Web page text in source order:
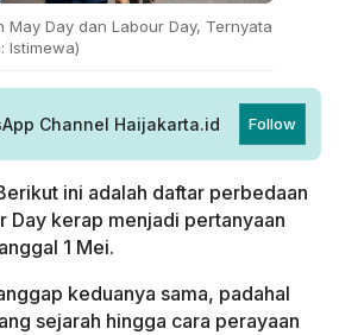
May Day dan Labour Day, Ternyata
Istimewa)
Channel Haijakarta.id Follow
ini adalah daftar perbedaan
Day kerap menjadi pertanyaan
1 Mei.
keduanya sama, padahal
sejarah hingga cara perayaan